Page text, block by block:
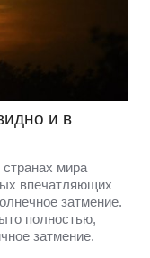
и в
мира
впечатляющих
затмение.
полностью,
затмение.